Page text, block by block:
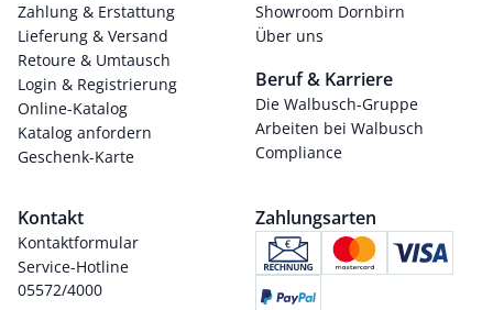
Zahlung & Erstattung
Lieferung & Versand
Retoure & Umtausch
Login & Registrierung
Online-Katalog
Katalog anfordern
Geschenk-Karte
Showroom Dornbirn
Über uns
Beruf & Karriere
Die Walbusch-Gruppe
Arbeiten bei Walbusch
Compliance
Kontakt
Kontaktformular
Service-Hotline
05572/4000
Zahlungsarten